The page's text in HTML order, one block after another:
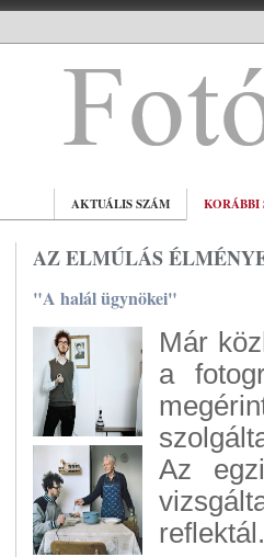
AKTUÁLIS SZÁM KORÁBBI
AZ ELMÚLÁS
"A halál ügynökei"
Már
a
Az
reflektál.